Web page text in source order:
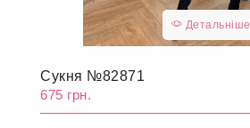
Детальніше
Сукня №82871
675 грн.